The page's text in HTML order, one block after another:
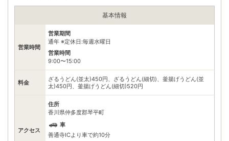
基本情報
営業時間
営業期間
通年 ※定休日:毎週水曜日
営業時間
9:00〜15:00
料金
ざるうどん(並太)450円、ざるうどん(細切)、釜揚げうどん(並
太)450円、釜揚げうどん(細切)520円
アクセス
住所
香川県仲多度郡琴平町
車
善通寺ICより車で約10分